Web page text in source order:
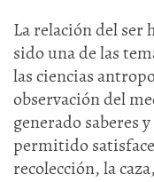
La relación del ser
sido una de las
las ciencias
observación del
generado saberes
permitido
recolección, la